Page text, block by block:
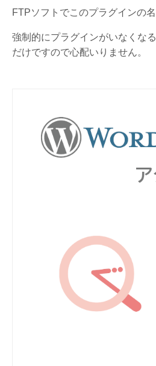
FTPソフトでこのプラグインの
強制的にプラグインがいなくな
だけですので心配いりません。